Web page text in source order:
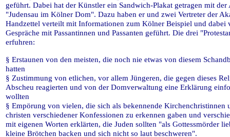
geführt. Dabei hat der Künstler ein Sandwich-Plakat getragen mit
"Judensau im Kölner Dom". Dazu haben er und zwei Vertreter der
Handzettel verteilt mit Informationen zum Kölner Beispiel und dabei
Gespräche mit Passantinnen und Passanten geführt. Die drei
erfuhren:
§ Erstaunen von den meisten, die noch nie etwas von diesem
hatten
§ Zustimmung von etlichen, vor allem Jüngeren, die gegen dieses
Abscheu reagierten und von der Domverwaltung eine Erklärung
wollten
§ Empörung von vielen, die sich als bekennende Kirchenchristinnen
christen verschiedener Konfessionen zu erkennen gaben und
mit eigenen Worten erklärten, die Juden sollten "als Gottessmörder
kleine Brötchen backen und sich nicht so laut beschweren".